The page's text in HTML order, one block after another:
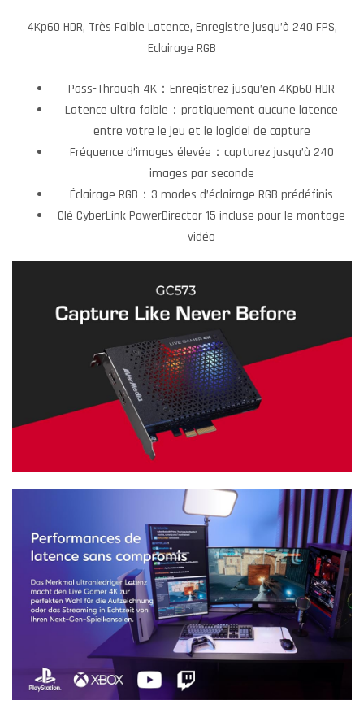
4Kp60 HDR, Très Faible Latence, Enregistre jusqu’à 240 FPS,
Eclairage RGB
Pass-Through 4K：Enregistrez jusqu’en 4Kp60 HDR
Latence ultra faible：pratiquement aucune latence
entre votre le jeu et le logiciel de capture
Fréquence d’images élevée：capturez jusqu’à 240
images par seconde
Éclairage RGB：3 modes d’éclairage RGB prédéfinis
Clé CyberLink PowerDirector 15 incluse pour le montage
vidéo